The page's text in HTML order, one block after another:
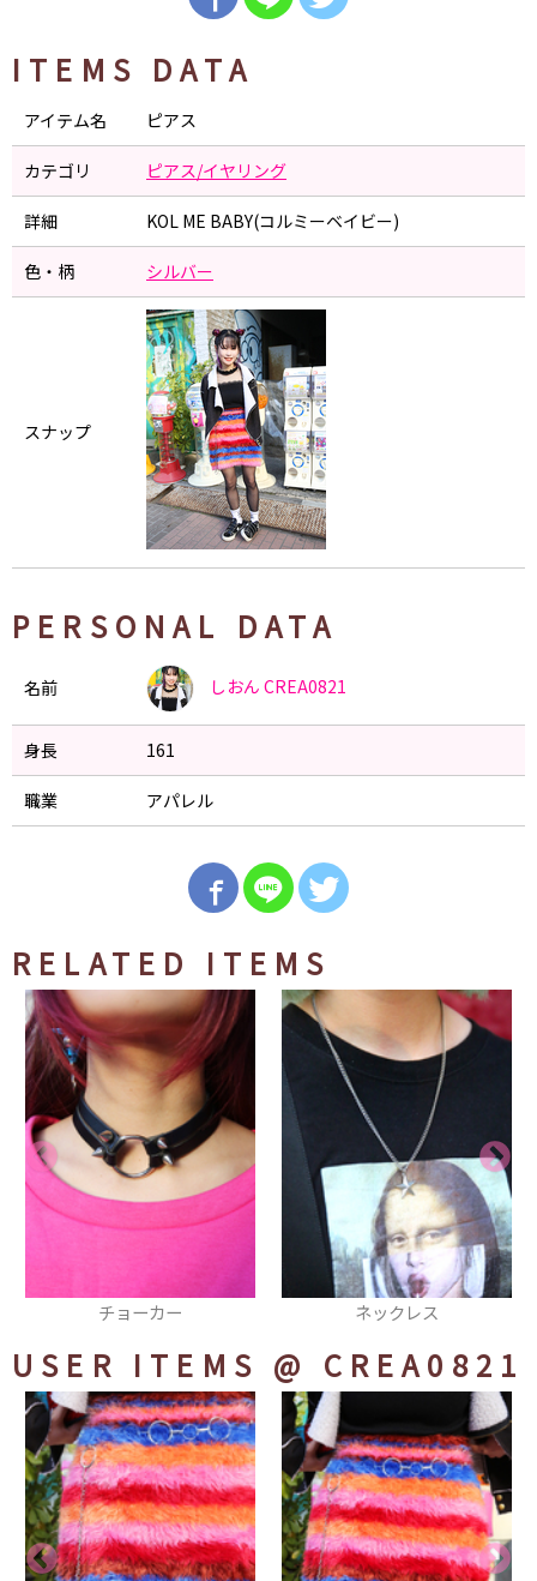
ITEMS DATA
アイテム名 ピアス
カテゴリ ピアス/イヤリング
詳細 KOL ME BABY(コルミーベイビー)
色・柄 シルバー
スナップ
PERSONAL DATA
名前 しおん CREA0821
身長 161
職業 アパレル
RELATED ITEMS
ネックレス ピアス
USER ITEMS @ CREA0821